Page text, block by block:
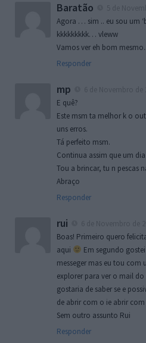
Baratão
Agora … sim .. eu sou um
kkkkkkkkk… vleww
Vamos ver eh bom mesmo..
Responder
mp
E quê?
Este msm ta melhor k o
uns erros.
Tá perfeito msm.
Continua assim que um
Tou a brincar, tu n pescas
Abraço
Responder
rui
Boas! Primeiro quero
aqui
Em segundo
messeger mas eu tou com
explorer para ver o mail
gostaria de saber se e
de abrir com o ie abrir
Sem outro assunto Rui
Responder